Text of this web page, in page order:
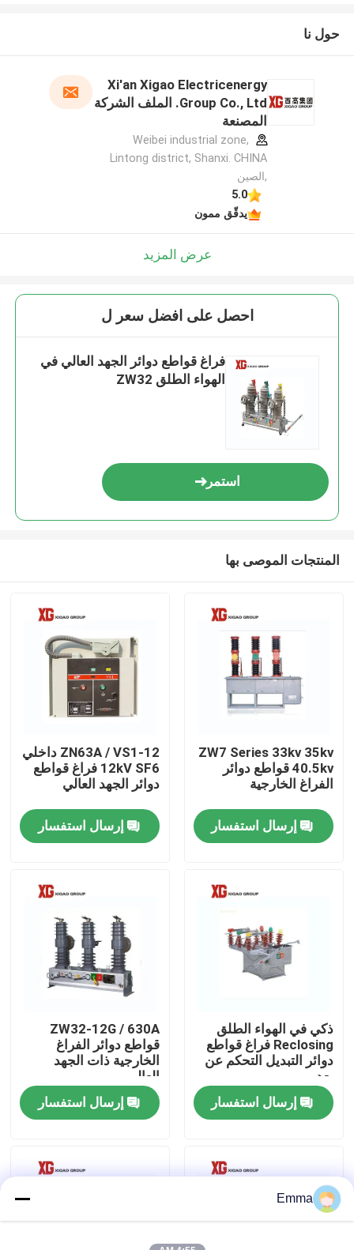
منزل، بيت
منتجات
معلومات عنا
جولة في المعمل
اتصل بنا
اطلب اقتباس
SF6 تبديل كسر الحمل
حول نا
Xi'an Xigao Electricenergy
Group Co., Ltd. الملف الشركة
المصنعة
Weibei industrial zone,
Lintong district, Shanxi. CHINA
,الصين
5.0
يدقّق ممون
عرض المزيد
احصل على افضل سعر ل
فراغ قواطع دوائر الجهد العالي في
الهواء الطلق ZW32
استمر
المنتجات الموصى بها
ZW7 Series 33kv 35kv
40.5kv قواطع دوائر
الفراغ الخارجية
إرسال استفسار
ZN63A / VS1-12 داخلي
12kV SF6 فراغ قواطع
دوائر الجهد العالي
إرسال استفسار
ذكي في الهواء الطلق
Reclosing فراغ قواطع
دوائر التبديل التحكم عن
بعد
إرسال استفسار
ZW32-12G / 630A
قواطع دوائر الفراغ
الخارجية ذات الجهد
العالي
إرسال استفسار
Emma